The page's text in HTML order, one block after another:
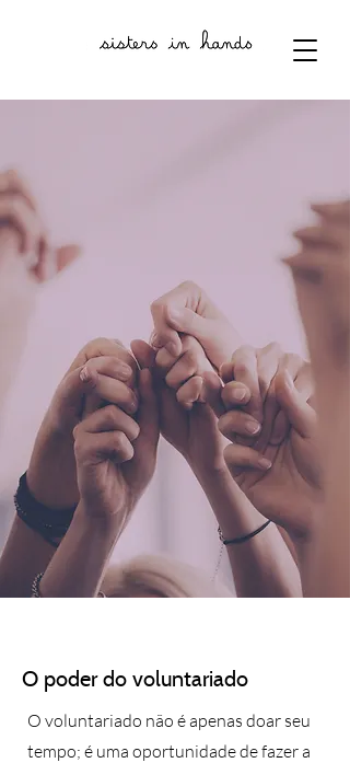
O poder do voluntariado
O voluntariado não é apenas doar seu
tempo; é uma oportunidade de fazer a